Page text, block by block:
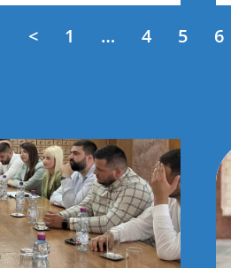
< 1 … 4 5 6